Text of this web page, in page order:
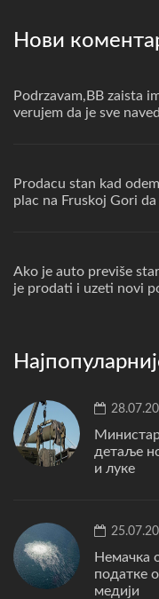
Нови
Podrzavam,BB zaista
verujem da je sve
Prodacu stan kad
plac na Fruskoj Gori
Ako je auto previše
je prodati i uzeti novi
детаље
и луке
Немачка
податке
медији